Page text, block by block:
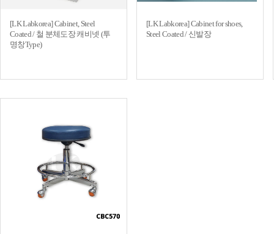
[LK Labkorea] Cabinet, Steel
Coated / 철 분체도장 캐비넷 (투
명창Type)
[LK Labkorea] Cabinet for shoes,
Steel Coated / 신발장